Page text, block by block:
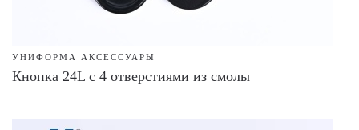
УНИФОРМА АКСЕССУАРЫ
Кнопка 24L с 4 отверстиями из смолы